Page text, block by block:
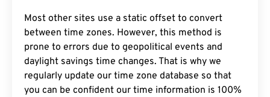
Most other sites use a static offset to convert
between time zones. However, this method is
prone to errors due to geopolitical events and
daylight savings time changes. That is why we
regularly update our time zone database so that
you can be confident our time information is 100%